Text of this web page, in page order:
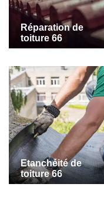
Réparation de
toiture 66
Etanchéité de
toiture 66